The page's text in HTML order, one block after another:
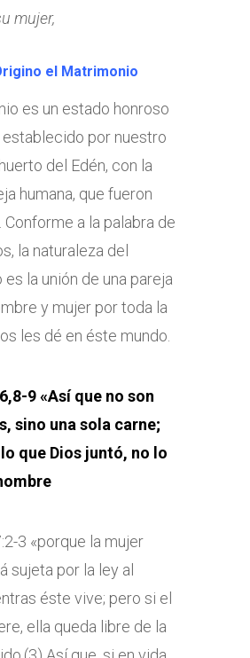
mujer,
el Matrimonio
es un estado honroso
por nuestro
del Edén, con la
humana, que fueron
Conforme a la palabra de
la naturaleza del
la unión de una pareja
y mujer por toda la
les dé en éste mundo.
9 «Así que no son
sino una sola carne;
que Dios juntó, no lo
3 «porque la mujer
sujeta por la ley al
éste vive; pero si el
ella queda libre de la